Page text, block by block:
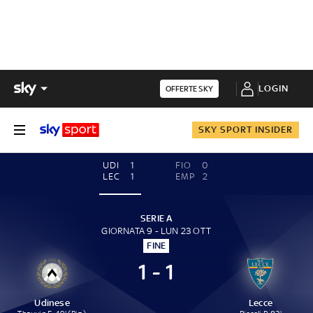
OFFERTE SKY LOGIN
SKY SPORT INSIDER
UDI
1
LEC
1
FIO
0
EMP
2
SERIE A
GIORNATA 9 - LUN 23 OTT
FINE
Udinese
1 - 1
Lecce